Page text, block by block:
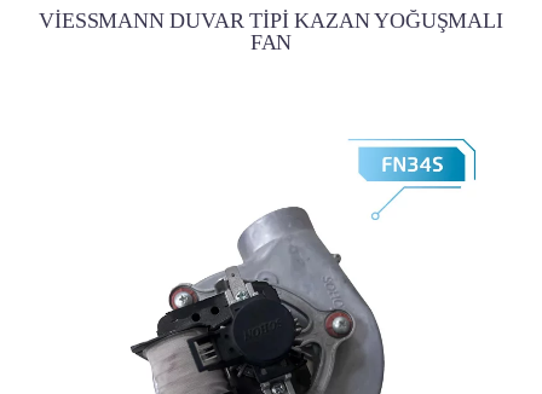
VİESSMANN DUVAR TİPİ KAZAN YOĞUŞMALI
FAN